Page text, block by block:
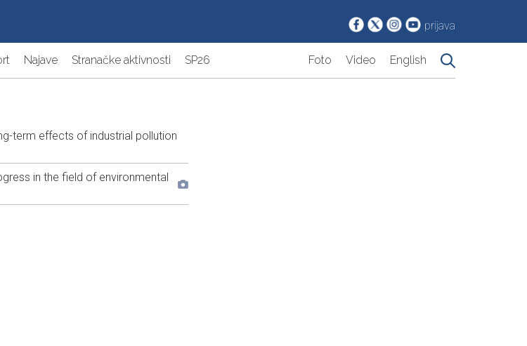
prijava
Najave Stranačke aktivnosti SP26 Foto Video English
term effects of industrial pollution
in the field of environmental